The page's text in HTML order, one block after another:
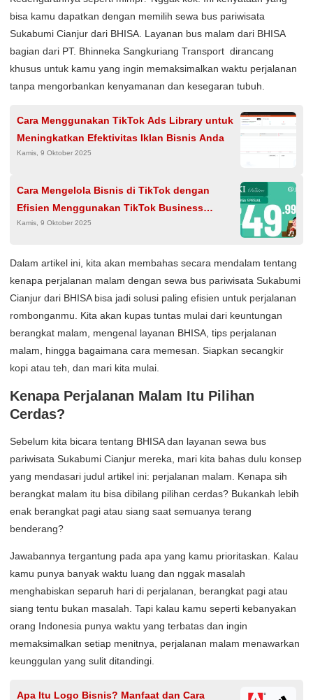
bisa kamu dapatkan dengan memilih sewa bus pariwisata
Sukabumi Cianjur dari BHISA. Layanan bus malam dari BHISA
bagian dari PT. Bhinneka Sangkuriang Transport dirancang
khusus untuk kamu yang ingin memaksimalkan waktu perjalanan
tanpa mengorbankan kenyamanan dan kesegaran tubuh.
Cara Menggunakan TikTok Ads Library untuk
Meningkatkan Efektivitas Iklan Bisnis Anda
Kamis, 9 Oktober 2025
Cara Mengelola Bisnis di TikTok dengan
Efisien Menggunakan TikTok Business
Manager
Kamis, 9 Oktober 2025
Dalam artikel ini, kita akan membahas secara mendalam tentang
kenapa perjalanan malam dengan sewa bus pariwisata Sukabumi
Cianjur dari BHISA bisa jadi solusi paling efisien untuk perjalanan
rombonganmu. Kita akan kupas tuntas mulai dari keuntungan
berangkat malam, mengenal layanan BHISA, tips perjalanan
malam, hingga bagaimana cara memesan. Siapkan secangkir
kopi atau teh, dan mari kita mulai.
Kenapa Perjalanan Malam Itu Pilihan
Cerdas?
Sebelum kita bicara tentang BHISA dan layanan sewa bus
pariwisata Sukabumi Cianjur mereka, mari kita bahas dulu konsep
yang mendasari judul artikel ini: perjalanan malam. Kenapa sih
berangkat malam itu bisa dibilang pilihan cerdas? Bukankah lebih
enak berangkat pagi atau siang saat semuanya terang
benderang?
Jawabannya tergantung pada apa yang kamu prioritaskan. Kalau
kamu punya banyak waktu luang dan nggak masalah
menghabiskan separuh hari di perjalanan, berangkat pagi atau
siang tentu bukan masalah. Tapi kalau kamu seperti kebanyakan
orang Indonesia punya waktu yang terbatas dan ingin
memaksimalkan setiap menitnya, perjalanan malam menawarkan
keunggulan yang sulit ditandingi.
Apa Itu Logo Bisnis? Manfaat dan Cara